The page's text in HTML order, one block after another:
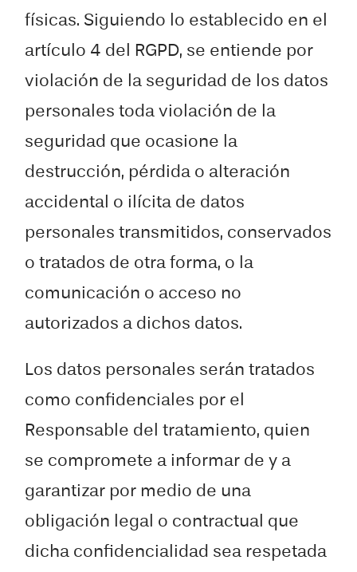
físicas. Siguiendo lo establecido en el
artículo 4 del RGPD, se entiende por
violación de la seguridad de los datos
personales toda violación de la
seguridad que ocasione la
destrucción, pérdida o alteración
accidental o ilícita de datos
personales transmitidos, conservados
o tratados de otra forma, o la
comunicación o acceso no
autorizados a dichos datos.
Los datos personales serán tratados
como confidenciales por el
Responsable del tratamiento, quien
se compromete a informar de y a
garantizar por medio de una
obligación legal o contractual que
dicha confidencialidad sea respetada